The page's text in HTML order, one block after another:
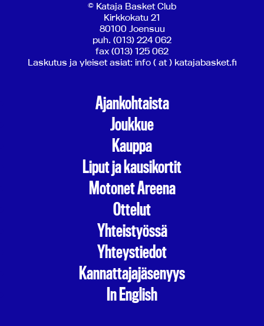
© Kataja Basket Club
Kirkkokatu 21
80100 Joensuu
puh. (013) 224 062
fax (013) 125 062
Laskutus ja yleiset asiat: info ( at ) katajabasket.fi
Ajankohtaista
Joukkue
Kauppa
Liput ja kausikortit
Motonet Areena
Ottelut
Yhteistyössä
Yhteystiedot
Kannattajajäsenyys
In English